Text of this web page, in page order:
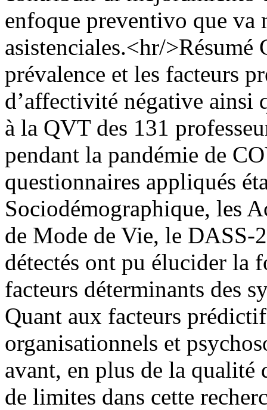
enfoque preventivo que va
asistenciales.<hr/>Résumé
prévalence et les facteurs
d’affectivité négative ainsi
à la QVT des 131
pendant la pandémie de
questionnaires appliqués
Sociodémographique, les
de Mode de Vie, le DASS-
détectés ont pu élucider la
facteurs déterminants des
Quant aux facteurs
organisationnels et
avant, en plus de la
de limites dans cette